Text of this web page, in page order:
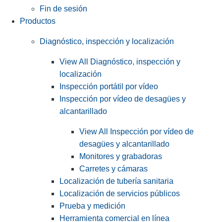
Fin de sesión
Productos
Diagnóstico, inspección y localización
View All Diagnóstico, inspección y
localización
Inspección portátil por vídeo
Inspección por vídeo de desagües y
alcantarillado
View All Inspección por vídeo de
desagües y alcantarillado
Monitores y grabadoras
Carretes y cámaras
Localización de tubería sanitaria
Localización de servicios públicos
Prueba y medición
Herramienta comercial en línea